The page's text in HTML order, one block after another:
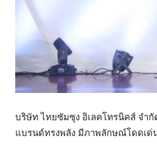
บริษัท ไทยซัมซุง อิเลคโทรนิคส์ จำกัด
แบรนด์ทรงพลัง มีภาพลักษณ์โดดเด่